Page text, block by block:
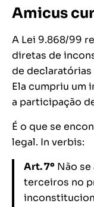
Amicus
A Lei 9.868/99
diretas de
de
Ela cumpriu um
a participação
É o que se
legal. In verbis:
Art. 7º Não
terceiros no